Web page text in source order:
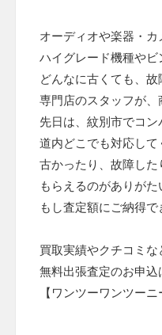
オーディオや楽器・カ
ハイグレード機種や
どんなに古くても、
専門店のスタッフが、
先日は、紋別市でコ
道内どこでも対応して
古かったり、故障し
もらえるのがありがた
もし査定額にご納得
買取実績やクチコミ
無料出張査定のお申
【ワンツーワンツー